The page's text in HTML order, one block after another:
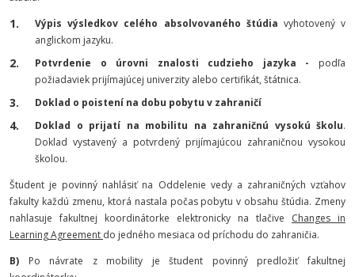
Výpis výsledkov celého absolvovaného štúdia vyhotovený v
anglickom jazyku.
Potvrdenie o úrovni znalosti cudzieho jazyka - podľa
požiadaviek prijímajúcej univerzity alebo certifikát, štátnica.
Doklad o poistení na dobu pobytu v zahraničí
Doklad o prijatí na mobilitu na zahraničnú vysokú školu.
Doklad vystavený a potvrdený prijímajúcou zahraničnou vysokou
školou.
Študent je povinný nahlásiť na Oddelenie vedy a zahraničných vzťahov
fakulty každú zmenu, ktorá nastala počas pobytu v obsahu štúdia. Zmeny
nahlasuje fakultnej koordinátorke elektronicky na tlačive Changes in
Learning Agreement do jedného mesiaca od príchodu do zahraničia.
B) Po návrate z mobility je študent povinný predložiť fakultnej